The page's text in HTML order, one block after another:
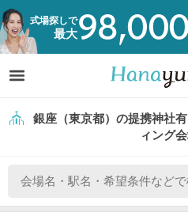
式場探しで
最大98,000
銀座（東京都）の提携神社
ィング